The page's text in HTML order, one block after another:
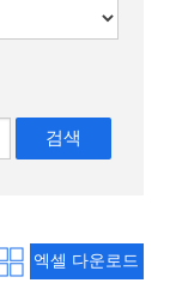
엑셀 다운로드